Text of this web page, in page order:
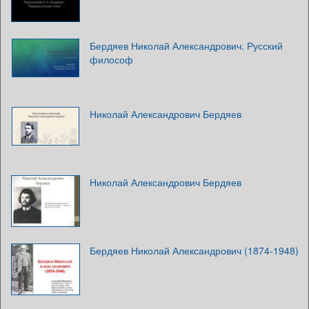
Бердяев Николай Александрович. Русский
философ
Николай Александрович Бердяев
Николай Александрович Бердяев
Бердяев Николай Александрович (1874-1948)